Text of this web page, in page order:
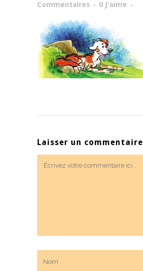
Commentaires
0 J'aime
Laisser un commentaire